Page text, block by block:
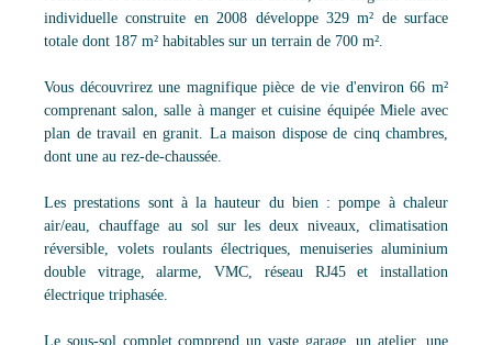
individuelle construite en 2008 développe 329 m² de surface
totale dont 187 m² habitables sur un terrain de 700 m².
Vous découvrirez une magnifique pièce de vie d'environ 66 m²
comprenant salon, salle à manger et cuisine équipée Miele avec
plan de travail en granit. La maison dispose de cinq chambres,
dont une au rez-de-chaussée.
Les prestations sont à la hauteur du bien : pompe à chaleur
air/eau, chauffage au sol sur les deux niveaux, climatisation
réversible, volets roulants électriques, menuiseries aluminium
double vitrage, alarme, VMC, réseau RJ45 et installation
électrique triphasée.
Le sous-sol complet comprend un vaste garage, un atelier, une